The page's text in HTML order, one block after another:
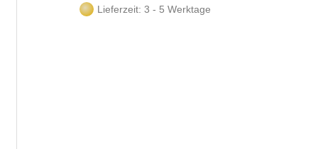
Lieferzeit: 3 - 5 Werktage